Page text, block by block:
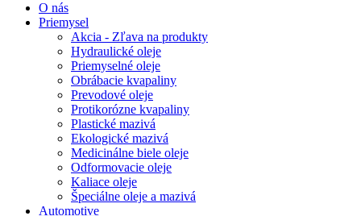
O nás
Priemysel
Akcia - Zľava na produkty
Hydraulické oleje
Priemyselné oleje
Obrábacie kvapaliny
Prevodové oleje
Protikorózne kvapaliny
Plastické mazivá
Ekologické mazivá
Medicinálne biele oleje
Odformovacie oleje
Kaliace oleje
Špeciálne oleje a mazivá
Automotive